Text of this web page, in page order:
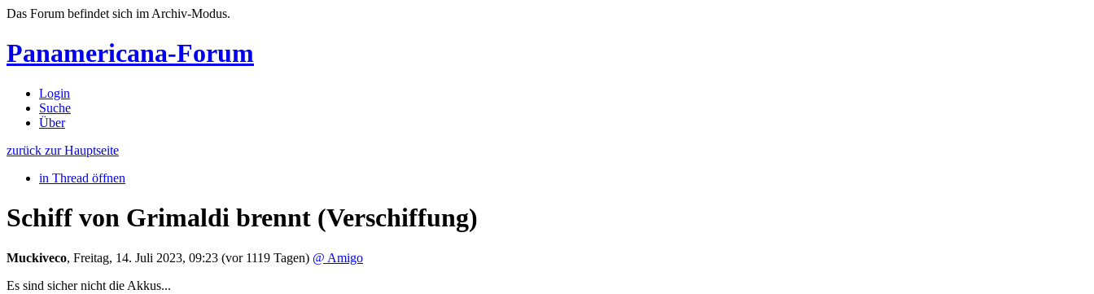
Das Forum befindet sich im Archiv-Modus.
Panamericana-Forum
Login
Suche
Über
zurück zur Hauptseite
in Thread öffnen
Schiff von Grimaldi brennt (Verschiffung)
Muckiveco, Freitag, 14. Juli 2023, 09:23 (vor 1119 Tagen) @ Amigo
Es sind sicher nicht die Akkus...